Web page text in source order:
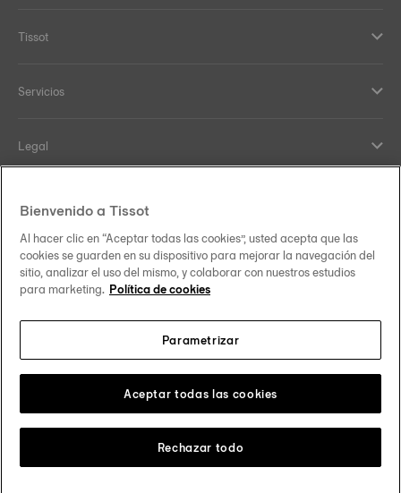
Tissot
Servicios
Legal
Our commitments
Follow us on social media
Change country Tissot Copyrights 2026
Bienvenido a Tissot
Al hacer clic en “Aceptar todas las cookies”, usted acepta que las
cookies se guarden en su dispositivo para mejorar la navegación del
sitio, analizar el uso del mismo, y colaborar con nuestros estudios
para marketing. Política de cookies
Parametrizar
Rechazar todo
Aceptar todas las cookies